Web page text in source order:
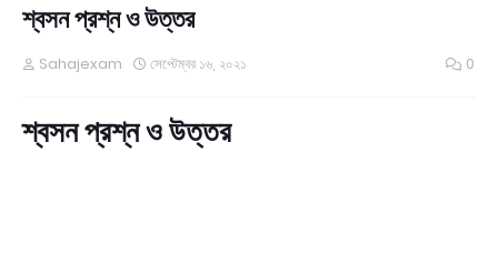
শ্বসন প্রশ্ন ও উত্তর
Sahajexam সেপ্টেম্বর ১৬, ২০২১ 0
শ্বসন প্রশ্ন ও উত্তর